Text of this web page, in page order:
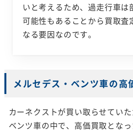
いと考えるため、過走行車は
可能性もあることから買取査
なる要因なのです。
メルセデス・ベンツ車の高
カーネクストが買い取らせてい
ベンツ車の中で、高価買取とな